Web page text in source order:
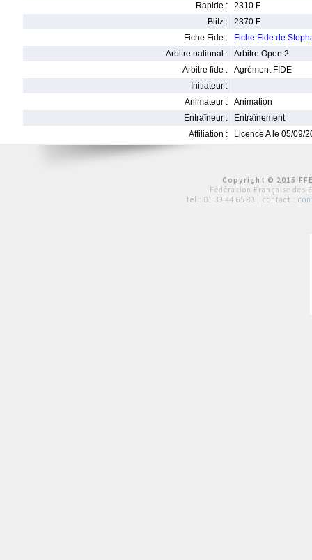
Rapide :
2310 F
Blitz :
2370 F
Fiche Fide :
Fiche Fide de
Arbitre national :
Arbitre Open 2
Arbitre fide :
Agrément FIDE
Initiateur :
Animateur :
Animation
Entraîneur :
Entraînement
Affiliation :
Licence A le 05/09/
Copyright © 2015
Fédération Française des
tél : 01 39 44 65 80 | contact :